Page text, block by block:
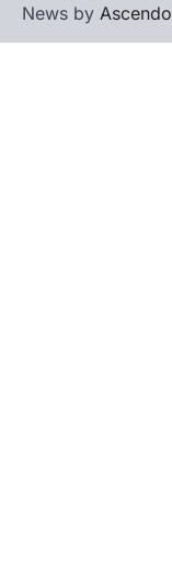
News by